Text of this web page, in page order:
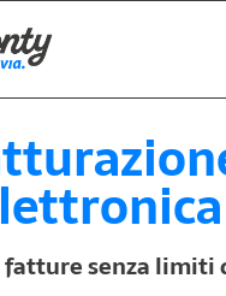
fatture senza limiti